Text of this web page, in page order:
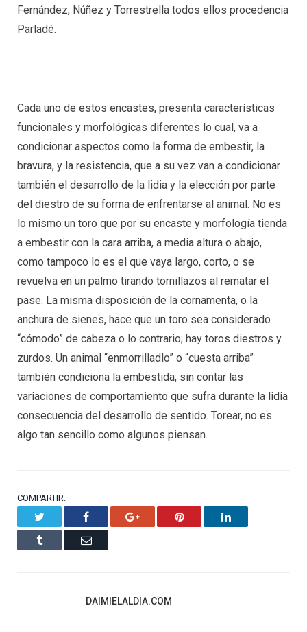
Fernández, Núñez y Torrestrella todos ellos procedencia
Parladé.
Cada uno de estos encastes, presenta características
funcionales y morfológicas diferentes lo cual, va a
condicionar aspectos como la forma de embestir, la
bravura, y la resistencia, que a su vez van a condicionar
también el desarrollo de la lidia y la elección por parte
del diestro de su forma de enfrentarse al animal. No es
lo mismo un toro que por su encaste y morfología tienda
a embestir con la cara arriba, a media altura o abajo,
como tampoco lo es el que vaya largo, corto, o se
revuelva en un palmo tirando tornillazos al rematar el
pase. La misma disposición de la cornamenta, o la
anchura de sienes, hace que un toro sea considerado
“cómodo” de cabeza o lo contrario; hay toros diestros y
zurdos. Un animal “enmorrilladlo” o “cuesta arriba”
también condiciona la embestida; sin contar las
variaciones de comportamiento que sufra durante la lidia
consecuencia del desarrollo de sentido. Torear, no es
algo tan sencillo como algunos piensan.
COMPARTIR.
Facebook Google+ Pinterest LinkedIn
Tumblr Email
DAIMIELALDIA.COM